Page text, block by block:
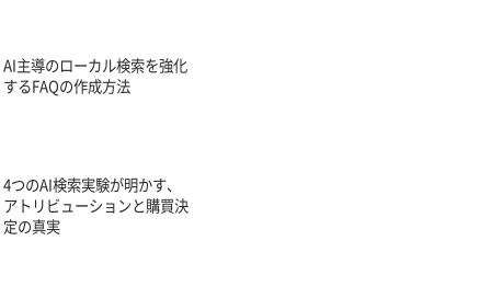
AI主導のローカル検索を強化
するFAQの作成方法
4つのAI検索実験が明かす、
アトリビューションと購買決
定の真実